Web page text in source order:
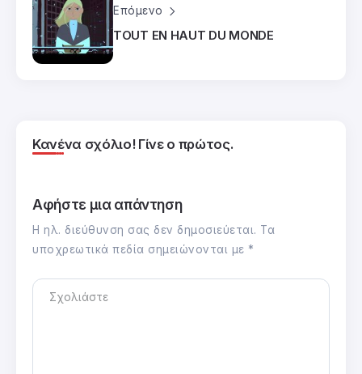
Επόμενο
TOUT EN HAUT DU MONDE
Κανένα σχόλιο! Γίνε ο πρώτος.
Αφήστε μια απάντηση
Η ηλ. διεύθυνση σας δεν δημοσιεύεται. Τα
υποχρεωτικά πεδία σημειώνονται με *